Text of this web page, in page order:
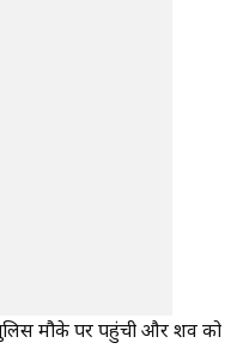
मौके पर पहुंची और शव को